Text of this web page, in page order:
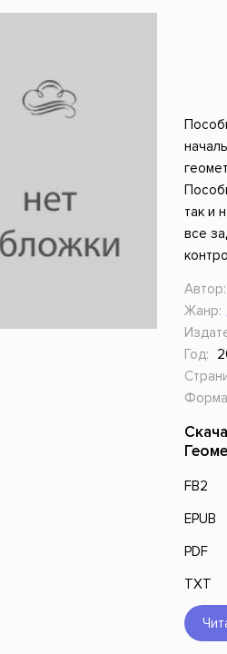
Сказки
так и
все
Автор:
Жанр:
Год:
FB2
EPUB
PDF
TXT